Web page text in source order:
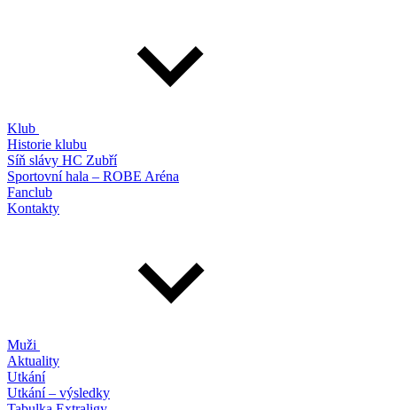
Klub
Historie klubu
Síň slávy HC Zubří
Sportovní hala – ROBE Aréna
Fanclub
Kontakty
Muži
Aktuality
Utkání
Utkání – výsledky